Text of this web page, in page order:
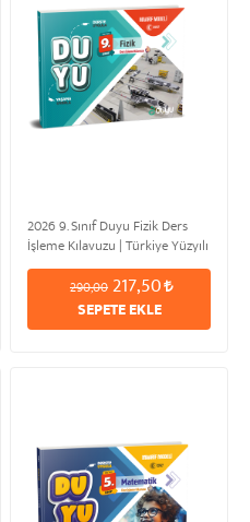
2026 9. Sınıf Duyu Fizik Ders
İşleme Kılavuzu | Türkiye Yüzyılı
& Maarif Modeli
290,00 217,50
SEPETE EKLE